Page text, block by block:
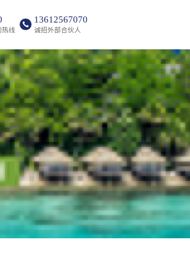
热线
13612567070
诚招外部合伙人